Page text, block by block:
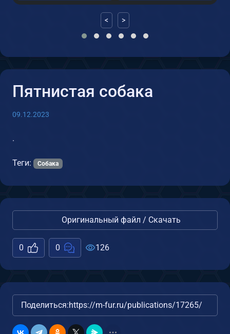
< >
Пятнистая собака
09.12.2023
.
Теги: Собака
Оригинальный файл / Скачать
0 0 126
Поделиться:https://m-fur.ru/publications/17265/